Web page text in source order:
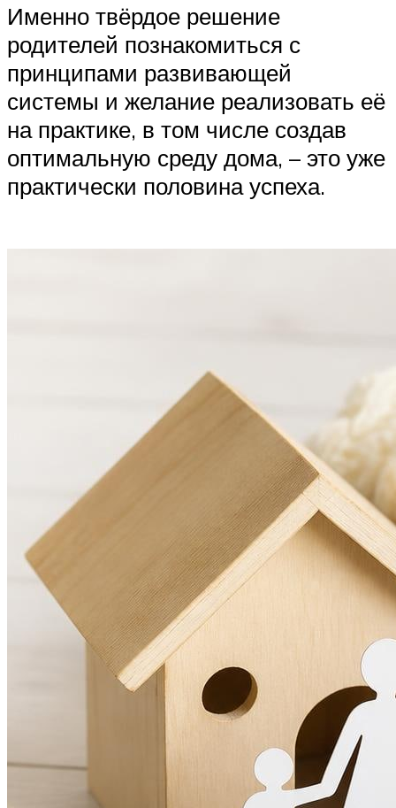
Именно твёрдое решение
родителей познакомиться с
принципами развивающей
системы и желание реализовать её
на практике, в том числе создав
оптимальную среду дома, – это уже
практически половина успеха.